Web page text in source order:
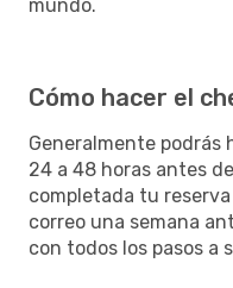
mundo.
Cómo hacer el
Generalmente podrás
24 a 48 horas antes
completada tu
correo una semana
con todos los pasos a